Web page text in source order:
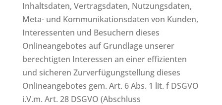
Inhaltsdaten, Vertragsdaten, Nutzungsdaten,
Meta- und Kommunikationsdaten von Kunden,
Interessenten und Besuchern dieses
Onlineangebotes auf Grundlage unserer
berechtigten Interessen an einer effizienten
und sicheren Zurverfügungstellung dieses
Onlineangebotes gem. Art. 6Abs. 1 lit. f DSGVO
i.V.m. Art. 28 DSGVO (Abschluss